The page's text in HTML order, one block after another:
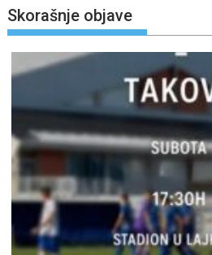
Skorašnje objave